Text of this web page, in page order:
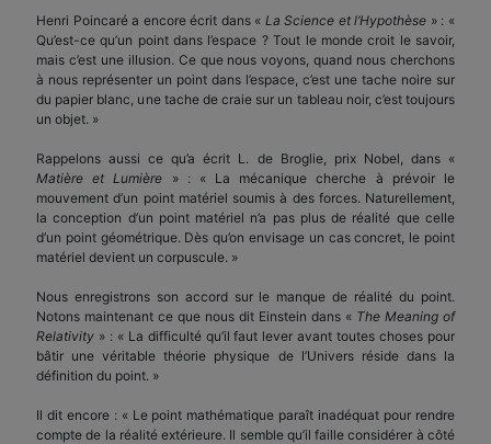
Henri Poincaré a encore écrit dans « La Science et l’Hypothèse » : «
Qu’est-ce qu’un point dans l’espace ? Tout le monde croit le savoir,
mais c’est une illusion. Ce que nous voyons, quand nous cherchons
à nous représenter un point dans l’espace, c’est une tache noire sur
du papier blanc, une tache de craie sur un tableau noir, c’est toujours
un objet. »
Rappelons aussi ce qu’a écrit L. de Broglie, prix Nobel, dans «
Matière et Lumière » : « La mécanique cherche à prévoir le
mouvement d’un point matériel soumis à des forces. Naturellement,
la conception d’un point matériel n’a pas plus de réalité que celle
d’un point géométrique. Dès qu’on envisage un cas concret, le point
matériel devient un corpuscule. »
Nous enregistrons son accord sur le manque de réalité du point.
Notons maintenant ce que nous dit Einstein dans « The Meaning of
Relativity » : « La difficulté qu’il faut lever avant toutes choses pour
bâtir une véritable théorie physique de l’Univers réside dans la
définition du point. »
Il dit encore : « Le point mathématique paraît inadéquat pour rendre
compte de la réalité extérieure. Il semble qu’il faille considérer à côté